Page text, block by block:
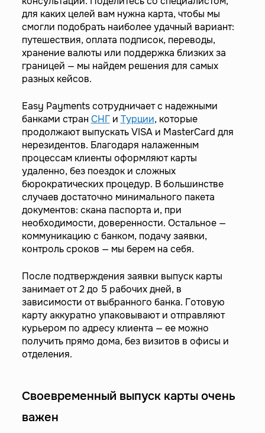
для каких целей вам нужна карта, чтобы мы
смогли подобрать наиболее удачный вариант:
путешествия, оплата подписок, переводы,
хранение валюты или поддержка близких за
границей — мы найдем решения для самых
разных кейсов.
Easy Payments сотрудничает с надежными
банками стран СНГи Турции, которые
продолжают выпускать VISA и MasterCard для
нерезидентов. Благодаря налаженным
процессам клиенты оформляют карты
удаленно, без поездок и сложных
бюрократических процедур. В большинстве
случаев достаточно минимального пакета
документов: скана паспорта и, при
необходимости, доверенности. Остальное —
коммуникацию с банком, подачу заявки,
контроль сроков — мы берем на себя.
После подтверждения заявки выпуск карты
занимает от 2 до 5 рабочих дней, в
зависимости от выбранного банка. Готовую
карту аккуратно упаковывают и отправляют
курьером по адресу клиента — ее можно
получить прямо дома, без визитов в офисы и
отделения.
Своевременный выпуск карты очень
важен